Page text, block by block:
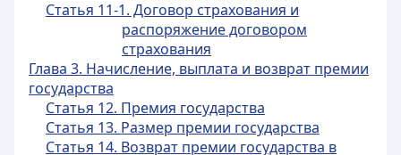
Статья 11-1. Договор страхования и
распоряжение договором
страхования
Глава 3. Начисление, выплата и возврат премии
государства
Статья 12. Премия государства
Статья 13. Размер премии государства
Статья 14. Возврат премии государства в